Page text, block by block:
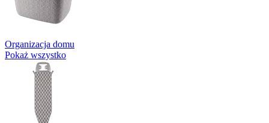
Organizacja domu
Pokaż wszystko